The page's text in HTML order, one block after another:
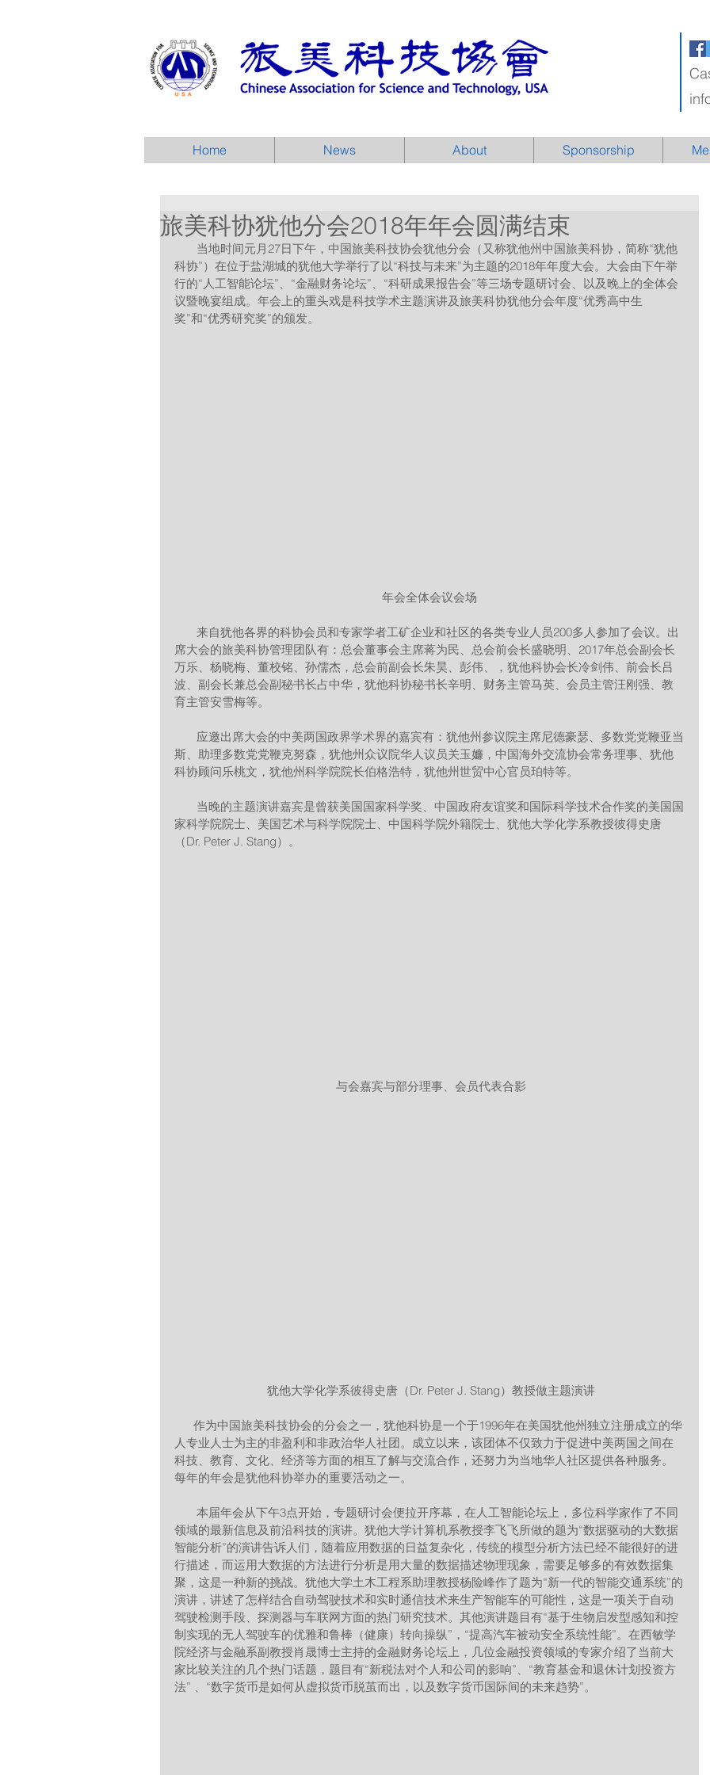
Home News About Sponsorship
旅美科协犹他分会2018年年会圆满结束
科协”）在位于盐湖城的犹他大学举行了以“科技与未来”为主题的2018年年度大会。大会由下午举
行的“人工智能论坛”、“金融财务论坛”、“科研成果报告会”等三场专题研讨会、以及晚上的全体会
议暨晚宴组成。年会上的重头戏是科技学术主题演讲及旅美科协犹他分会年度“优秀高中生
奖”和“优秀研究奖”的颁发。
年会全体会议会场
席大会的旅美科协管理团队有：总会董事会主席蒋为民、总会前会长盛晓明、2017年总会副会长
万乐、杨晓梅、董校铭、孙儒杰，总会前副会长朱昊、彭伟、，犹他科协会长冷剑伟、前会长吕
波、副会长兼总会副秘书长占中华，犹他科协秘书长辛明、财务主管马英、会员主管汪刚强、教
育主管安雪梅等。
斯、助理多数党党鞭克努森，犹他州众议院华人议员关玉嬚，中国海外交流协会常务理事、犹他
科协顾问乐桃文，犹他州科学院院长伯格浩特，犹他州世贸中心官员珀特等。
家科学院院士、美国艺术与科学院院士、中国科学院外籍院士、犹他大学化学系教授彼得史唐
（Dr. Peter J. Stang）。
与会嘉宾与部分理事、会员代表合影
犹他大学化学系彼得史唐（Dr. Peter J. Stang）教授做主题演讲
人专业人士为主的非盈利和非政治华人社团。成立以来，该团体不仅致力于促进中美两国之间在
科技、教育、文化、经济等方面的相互了解与交流合作，还努力为当地华人社区提供各种服务。
每年的年会是犹他科协举办的重要活动之一。
领域的最新信息及前沿科技的演讲。犹他大学计算机系教授李飞飞所做的题为“数据驱动的大数据
智能分析”的演讲告诉人们，随着应用数据的日益复杂化，传统的模型分析方法已经不能很好的进
行描述，而运用大数据的方法进行分析是用大量的数据描述物理现象，需要足够多的有效数据集
聚，这是一种新的挑战。犹他大学土木工程系助理教授杨险峰作了题为“新一代的智能交通系统”的
演讲，讲述了怎样结合自动驾驶技术和实时通信技术来生产智能车的可能性，这是一项关于自动
驾驶检测手段、探测器与车联网方面的热门研究技术。其他演讲题目有“基于生物启发型感知和控
制实现的无人驾驶车的优雅和鲁棒（健康）转向操纵”，“提高汽车被动安全系统性能”。在西敏学
院经济与金融系副教授肖晟博士主持的金融财务论坛上，几位金融投资领域的专家介绍了当前大
家比较关注的几个热门话题，题目有“新税法对个人和公司的影响”、“教育基金和退休计划投资方
法” 、“数字货币是如何从虚拟货币脱茧而出，以及数字货币国际间的未来趋势”。